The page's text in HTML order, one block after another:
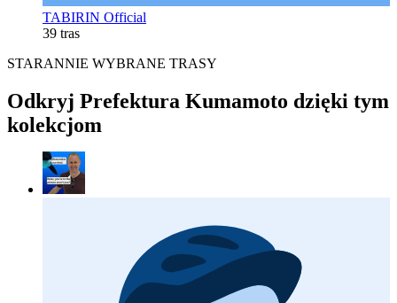
TABIRIN Official
39 tras
STARANNIE WYBRANE TRASY
Odkryj Prefektura Kumamoto dzięki tym
kolekcjom